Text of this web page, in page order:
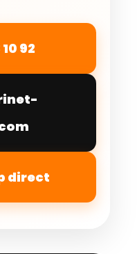
92
direct